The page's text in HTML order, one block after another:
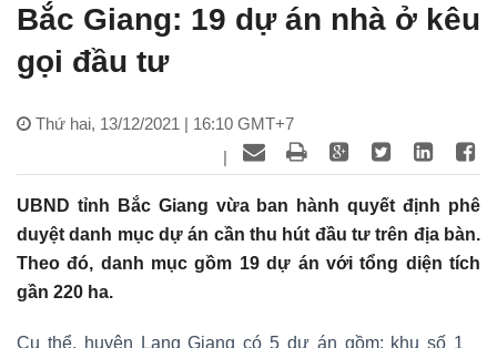
Bắc Giang: 19 dự án nhà ở kêu
gọi đầu tư
Thứ hai, 13/12/2021 | 16:10 GMT+7
|
UBND tỉnh Bắc Giang vừa ban hành quyết định phê
duyệt danh mục dự án cần thu hút đầu tư trên địa bàn.
Theo đó, danh mục gồm 19 dự án với tổng diện tích
gần 220 ha.
Cụ thể, huyện Lạng Giang có 5 dự án gồm: khu số 1